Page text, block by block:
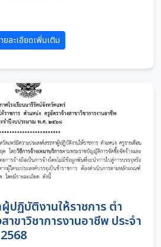
ยละเอียดเพิ่มเติม
ปฏิบัติงานให้ราชการ ตํา
ขาวิชาการงานอาชีพ ประจํา